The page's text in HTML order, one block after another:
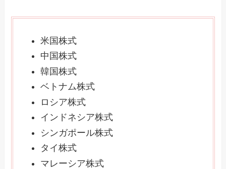
米国株式
中国株式
韓国株式
ベトナム株式
ロシア株式
インドネシア株式
シンガポール株式
タイ株式
マレーシア株式